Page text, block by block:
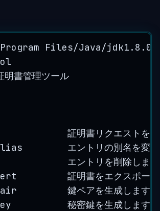
Files/Java/
明書管理ツール
証明書リクエストを生
エントリの別名を変更
エントリを削除します
証明書をエクスポート
鍵ペアを生成します
秘密鍵を生成します